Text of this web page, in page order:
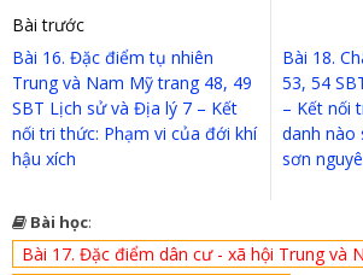
Bài trước
Bài 16. Đặc điểm tụ nhiên
Trung và Nam Mỹ trang 48, 49
SBT Lịch sử và Địa lý 7 – Kết
nối tri thức: Phạm vi của đới khí
hậu xích
Bài 18.
53, 54
– Kết nối
danh nào
sơn
Bài học:
Bài 17. Đặc điểm dân cư - xã hội Trung và